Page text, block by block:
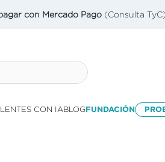
con Mercado Pago (Consulta TyC)
LENTES CON IABLOGFUNDACIÓN